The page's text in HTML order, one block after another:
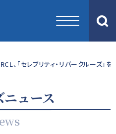
RCL、「セレブリティ・リバークルーズ」
ニュース